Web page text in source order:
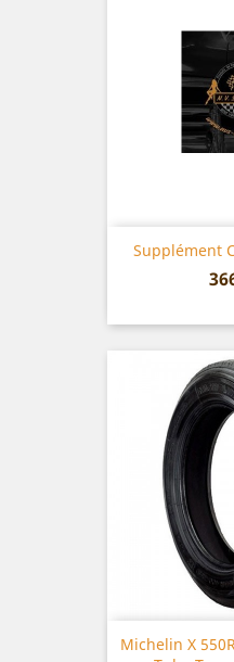
Supplément
Michelin X